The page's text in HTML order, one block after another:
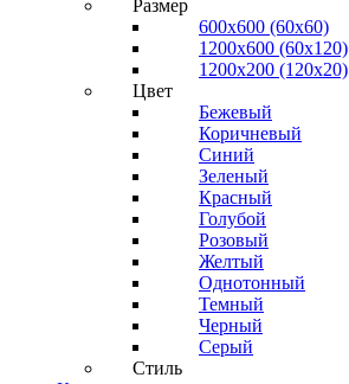
Размер
600х600 (60х60)
1200х600 (60х120)
1200х200 (120x20)
Цвет
Бежевый
Коричневый
Синий
Зеленый
Красный
Голубой
Розовый
Желтый
Однотонный
Темный
Черный
Серый
Стиль